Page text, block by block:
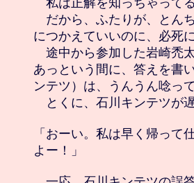
私は正解を知っちゃって
だから、ふたりが、とん
につかえていいのに、必死
途中から参加した岩崎禿
あっという間に、答えを書
ンテツ）は、うんうん唸っ
とくに、石川キンテツが遅
「おーい。私は早く帰って
よー！」